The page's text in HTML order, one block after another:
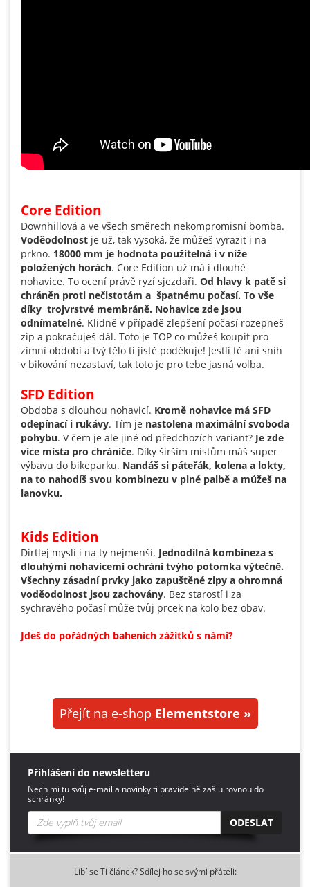
Core Edition
Downhillová a ve všech směrech nekompromisní bomba.
Voděodolnost je už, tak vysoká, že můžeš vyrazit i na
prkno. 18000 mm je hodnota použitelná i v níže
položených horách. Core Edition už má i dlouhé
nohavice. To ocení právě ryzí sjezdaři. Od hlavy k patě si
chráněn proti nečistotám a špatnému počasí. To vše
díky trojvrstvé membráně. Nohavice zde jsou
odnímatelné. Klidně v případě zlepšení počasí rozepneš
zip a pokračuješ dál. Toto je TOP co můžeš koupit pro
zimní období a tvý tělo ti jistě poděkuje! Jestli tě ani sníh
v bikování nezastaví, tak toto je pro tebe jasná volba.
SFD Edition
Obdoba s dlouhou nohavicí. Kromě nohavice má SFD
odepínací i rukávy. Tím je nastolena maximální svoboda
pohybu. V čem je ale jiné od předchozích variant? Je zde
více místa pro chrániče. Díky širším místům máš super
výbavu do bikeparku. Nandáš si páteřák, kolena a lokty,
na to nahodíš svou kombinezu v plné palbě a můžeš na
lanovku.
Kids Edition
Dirtlej myslí i na ty nejmenší. Jednodílná kombineza s
dlouhými nohavicemi ochrání tvýho potomka výtečně.
Všechny zásadní prvky jako zapuštěné zipy a ohromná
voděodolnost jsou zachovány. Bez starostí i za
sychravého počasí může tvůj prcek na kolo bez obav.
Jdeš do pořádných baheních zážitků s námi?
Přejít na e-shop Elementstore »
Přihlášení do newsletteru
Nech mi tu svůj e-mail a novinky ti pravidelně zašlu rovnou do
schránky!
ODESLAT
Líbí se Ti článek? Sdílej ho se svými přáteli: